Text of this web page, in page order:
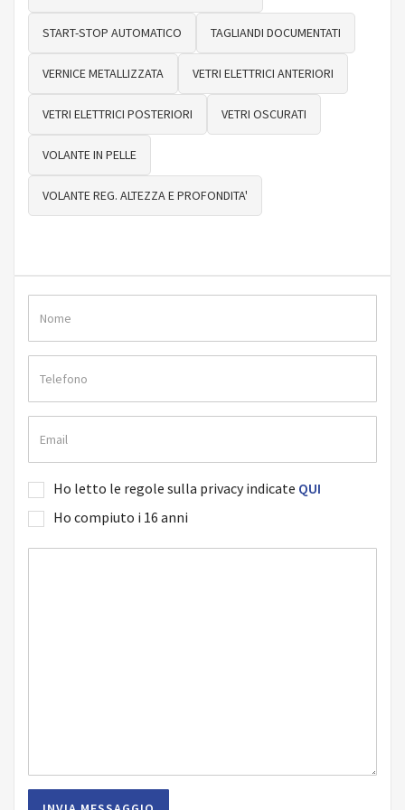
START-STOP AUTOMATICO TAGLIANDI DOCUMENTATI
VERNICE METALLIZZATA VETRI ELETTRICI ANTERIORI
VETRI ELETTRICI POSTERIORI VETRI OSCURATI
VOLANTE IN PELLE
VOLANTE REG. ALTEZZA E PROFONDITA'
Ho letto le regole sulla privacy indicate QUI
Ho compiuto i 16 anni